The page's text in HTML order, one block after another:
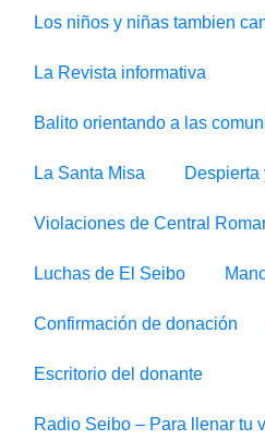
Los niños y niñas tambien
La Revista informativa
Balito orientando a las
La Santa Misa Despierta
Violaciones de Central
Luchas de El Seibo
Confirmación de donación
Escritorio del donante
Radio Seibo – Para llenar tu